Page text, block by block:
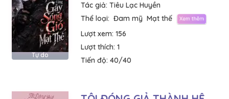
Tự do
Tác giả: Tiêu Lạc Huyền
Thể loại: Đam mỹ Mạt thế
Lượt xem: 156
Lượt thích: 1
Tiến độ: 40/40